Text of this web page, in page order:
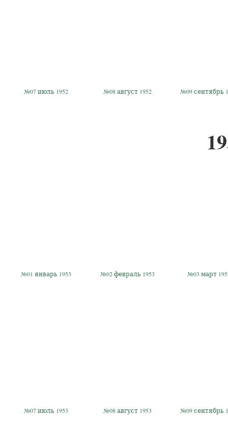
№07 июль 1952 №08 август 1952 №09 сентябрь
№01 январь 1953 №02 февраль 1953 №03 март
№07 июль 1953 №08 август 1953 №09 сентябрь